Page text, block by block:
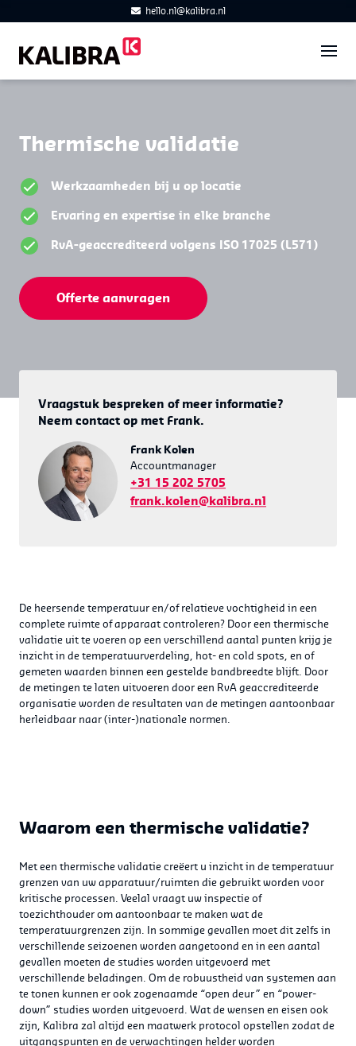
hello.nl@kalibra.nl
Thermische validatie
Werkzaamheden bij u op locatie
Ervaring en expertise in elke branche
RvA-geaccrediteerd volgens ISO 17025 (L571)
Offerte aanvragen
Vraagstuk bespreken of meer informatie?
Neem contact op met Frank.
Frank Kolen
Accountmanager
+31 15 202 5705
frank.kolen@kalibra.nl
De heersende temperatuur en/of relatieve vochtigheid in een
complete ruimte of apparaat controleren? Door een thermische
validatie uit te voeren op een verschillend aantal punten krijg je
inzicht in de temperatuurverdeling, hot- en cold spots, en of
gemeten waarden binnen een gestelde bandbreedte blijft. Door
de metingen te laten uitvoeren door een RvA geaccrediteerde
organisatie worden de resultaten van de metingen aantoonbaar
herleidbaar naar (inter-)nationale normen.
Waarom een thermische validatie?
Met een thermische validatie creëert u inzicht in de temperatuur
grenzen van uw apparatuur/ruimten die gebruikt worden voor
kritische processen. Veelal vraagt uw inspectie of
toezichthouder om aantoonbaar te maken wat de
temperatuurgrenzen zijn. In sommige gevallen moet dit zelfs in
verschillende seizoenen worden aangetoond en in een aantal
gevallen moeten de studies worden uitgevoerd met
verschillende beladingen. Om de robuustheid van systemen aan
te tonen kunnen er ook zogenaamde “open deur” en “power-
down” studies worden uitgevoerd. Wat de wensen en eisen ook
zijn, Kalibra zal altijd een maatwerk protocol opstellen zodat de
uitgangspunten en de verwachtingen helder worden